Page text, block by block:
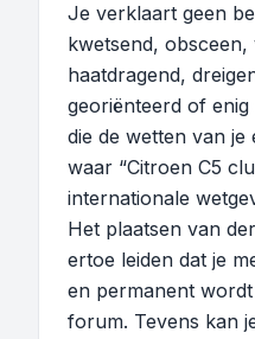
Je verklaart geen
kwetsend, obsceen,
haatdragend,
georiënteerd of
die de wetten van je
waar “Citroen C5
internationale
Het plaatsen van
ertoe leiden dat je
en permanent
forum. Tevens kan